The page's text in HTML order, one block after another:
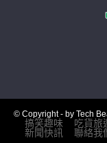
© Copyright - by Tech
搞笑趣味 吃貨旅
新聞快訊
聯絡我